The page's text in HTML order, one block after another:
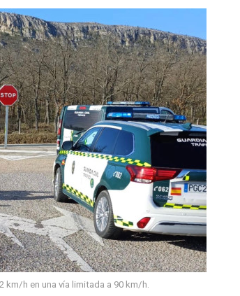
km/h en una vía limitada a 90 km/h.